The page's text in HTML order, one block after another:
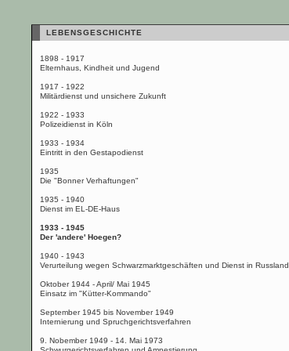
LEBENSGESCHICHTE
1898 - 1917
Elternhaus, Kindheit und Jugend
1917 - 1922
Militärdienst und unsichere Zukunft
1922 - 1933
Polizeidienst in Köln
1933 - 1934
Eintritt in den Gestapodienst
1935
Die "Bonner Verhaftungen"
1935 - 1940
Dienst im EL-DE-Haus
1933 - 1945
Der 'andere' Hoegen?
1940 - 1943
Verurteilung wegen Schwarzmarktgeschäften und Dienst in Russland
Oktober 1944 - April/ Mai 1945
Einsatz im "Kütter-Kommando"
September 1945 bis November 1949
Internierung und Spruchgerichtsverfahren
9. Nobember 1949 - 14. Mai 1973